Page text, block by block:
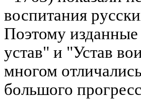
воспитания
Поэтому
устав" и "Устав
многом
большого